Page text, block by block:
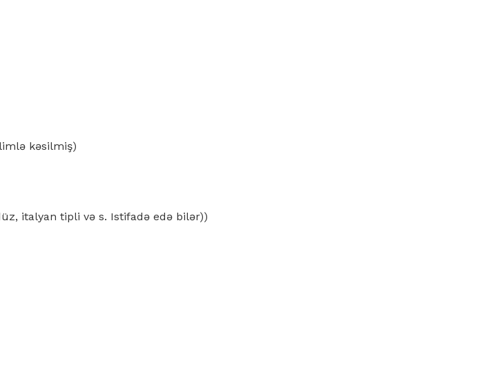
kəsilmiş)
italyan tipli və s. Istifadə edə bilər))